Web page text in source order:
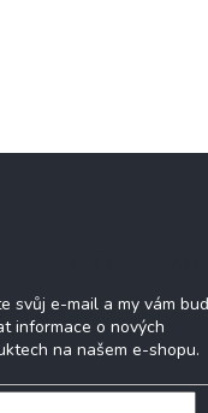
svůj e-mail a my vám
informace o nových
na našem e-shopu.